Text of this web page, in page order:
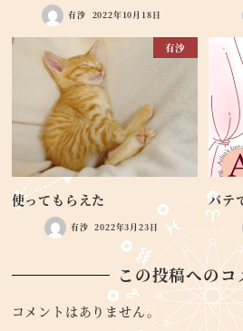
有沙 2022年10月18日
有沙
使ってもらえた
有沙 2022年3月23日
バテ
この投稿へのコ
コメントはありません。